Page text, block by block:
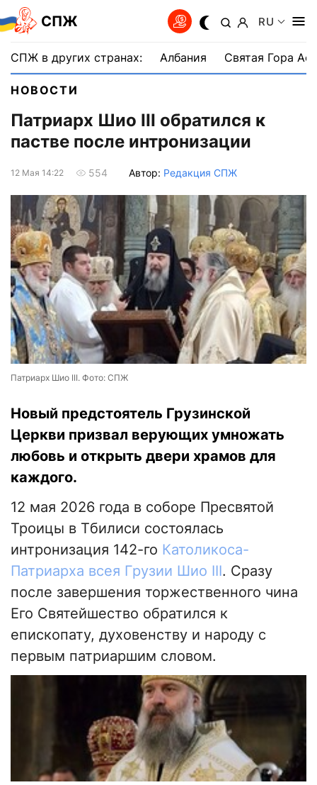
СПЖ RU
СПЖ в других странах: Албания Святая Гора
НОВОСТИ
Патриарх Шио III обратился к
пастве после интронизации
12 Мая 14:22 554 Автор: Редакция СПЖ
Патриарх Шио III. Фото: СПЖ
Новый предстоятель Грузинской
Церкви призвал верующих умножать
любовь и открыть двери храмов для
каждого.
12 мая 2026 года в соборе Пресвятой
Троицы в Тбилиси состоялась
интронизация 142-го Католикоса-
Патриарха всея Грузии Шио III. Сразу
после завершения торжественного чина
Его Святейшество обратился к
епископату, духовенству и народу с
первым патриаршим словом.